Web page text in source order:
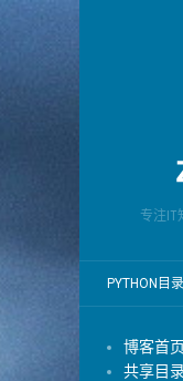
专注IT
PYTHON目
博客首页
共享目